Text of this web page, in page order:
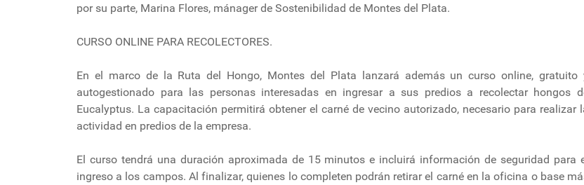
por su parte, Marina Flores, mánager de Sostenibilidad de Montes del Plata.
CURSO ONLINE PARA RECOLECTORES.
En el marco de la Ruta del Hongo, Montes del Plata lanzará además un curso online, gratuito
autogestionado para las personas interesadas en ingresar a sus predios a recolectar hongos
Eucalyptus. La capacitación permitirá obtener el carné de vecino autorizado, necesario para realizar
actividad en predios de la empresa.
El curso tendrá una duración aproximada de 15 minutos e incluirá información de seguridad para
ingreso a los campos. Al finalizar, quienes lo completen podrán retirar el carné en la oficina o base